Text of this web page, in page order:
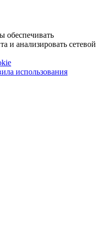
обеспечивать
и анализировать сетевой
использования